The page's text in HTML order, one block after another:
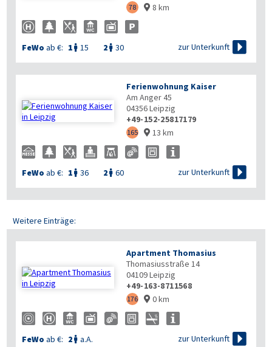
78  8 km
FeWo ab €: 1  15 2  30 zur Unterkunft 
Ferienwohnung Kaiser
Am Anger 45
04356Leipzig
+49-152-25817179
165  13 km
FeWo ab €: 1  36 2  60 zur Unterkunft 
Weitere Einträge:
Apartment Thomasius
Thomasiusstraße 14
04109Leipzig
+49-163-8711568
176  0 km
FeWo ab €: 2  a.A. zur Unterkunft 